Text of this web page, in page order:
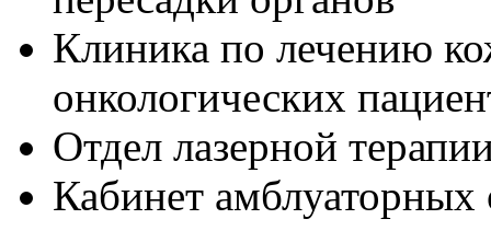
Клиника по лечению
онкологических
Отдел лазерной
Кабинет амблуаторных